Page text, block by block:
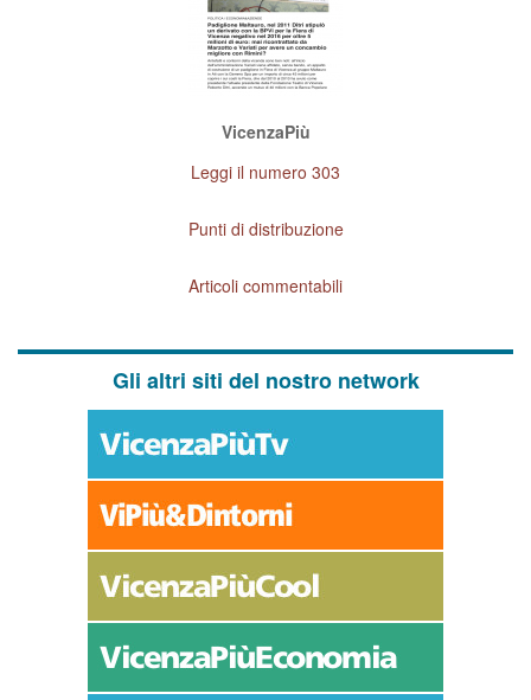
VicenzaPiù
Leggi il numero 303
Punti di distribuzione
Articoli commentabili
Gli altri siti del nostro network